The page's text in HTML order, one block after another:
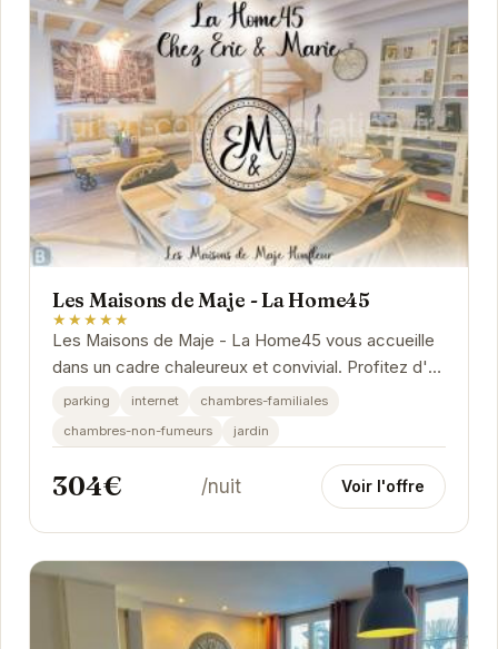
Les Maisons de Maje - La Home45
★★★★★
Les Maisons de Maje - La Home45 vous accueille
dans un cadre chaleureux et convivial. Profitez d'un
séjour relaxant dans cette maison de vacances...
parking internet
chambres-familiales
chambres-non-fumeurs
jardin
304€ /nuit Voir l'offre